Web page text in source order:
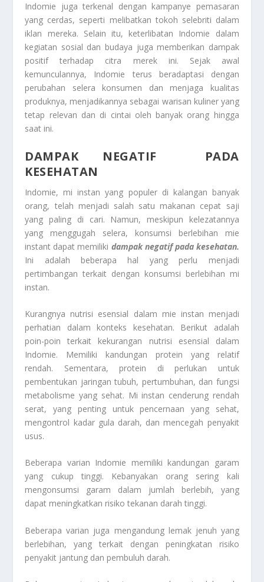
Indomie juga terkenal dengan kampanye pemasaran
yang cerdas, seperti melibatkan tokoh selebriti dalam
iklan mereka. Selain itu, keterlibatan Indomie dalam
kegiatan sosial dan budaya juga memberikan dampak
positif terhadap citra merek ini. Sejak awal
kemunculannya, Indomie terus beradaptasi dengan
perubahan selera konsumen dan menjaga kualitas
produknya, menjadikannya sebagai warisan kuliner yang
tetap relevan dan di cintai oleh banyak orang hingga
saat ini.
DAMPAK NEGATIF PADA
KESEHATAN
Indomie, mi instan yang populer di kalangan banyak
orang, telah menjadi salah satu makanan cepat saji
yang paling di cari. Namun, meskipun kelezatannya
yang menggugah selera, konsumsi berlebihan mie
instant dapat memiliki dampak negatif pada kesehatan.
Ini adalah beberapa hal yang perlu menjadi
pertimbangan terkait dengan konsumsi berlebihan mi
instan.
Kurangnya nutrisi esensial dalam mie instan menjadi
perhatian dalam konteks kesehatan. Berikut adalah
poin-poin terkait kekurangan nutrisi esensial dalam
Indomie. Memiliki kandungan protein yang relatif
rendah. Sementara, protein di perlukan untuk
pembentukan jaringan tubuh, pertumbuhan, dan fungsi
metabolisme yang sehat. Mi instan cenderung rendah
serat, yang penting untuk pencernaan yang sehat,
mengontrol kadar gula darah, dan mencegah penyakit
usus.
Beberapa varian Indomie memiliki kandungan garam
yang cukup tinggi. Kebanyakan orang sering kali
mengonsumsi garam dalam jumlah berlebih, yang
dapat meningkatkan risiko tekanan darah tinggi.
Beberapa varian juga mengandung lemak jenuh yang
berlebihan, yang terkait dengan peningkatan risiko
penyakit jantung dan pembuluh darah.